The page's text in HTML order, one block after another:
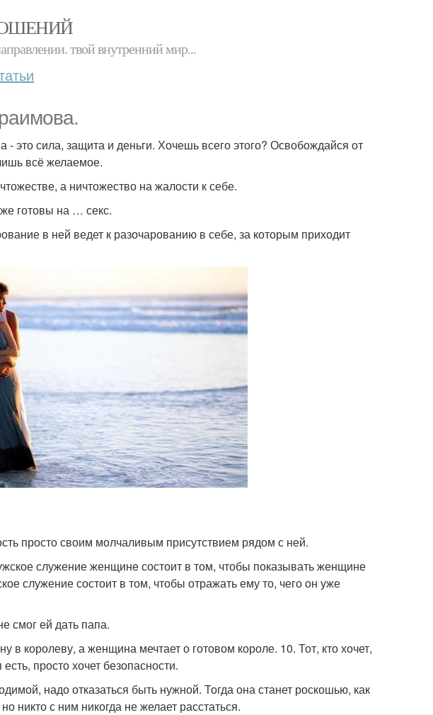
твой внутренний мир...
это сила, защита и деньги. Хочешь всего этого? Освобождайся от
всё желаемое.
а ничтожество на жалости к себе.
готовы на … секс.
в ней ведет к разочарованию в себе, за которым приходит
просто своим молчаливым присутствием рядом с ней.
служение женщине состоит в том, чтобы показывать женщине
служение состоит в том, чтобы отражать ему то, чего он уже
смог ей дать папа.
в королеву, а женщина мечтает о готовом короле. 10. Тот, кто хочет,
просто хочет безопасности.
надо отказаться быть нужной. Тогда она станет роскошью, как
никто с ним никогда не желает расстаться.